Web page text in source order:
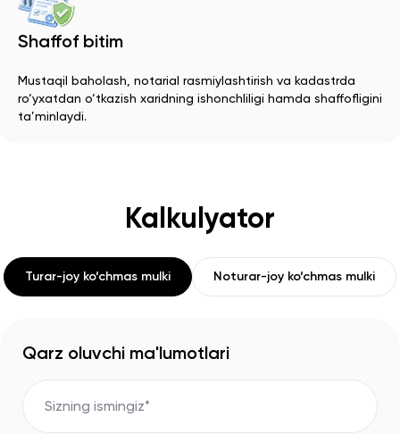
Shaffof bitim
Mustaqil baholash, notarial rasmiylashtirish va kadastrda
ro‘yxatdan o‘tkazish xaridning ishonchliligi hamda shaffofligini
ta’minlaydi.
Kalkulyator
Turar-joy ko‘chmas mulki Noturar-joy ko‘chmas mulki
Qarz oluvchi ma'lumotlari